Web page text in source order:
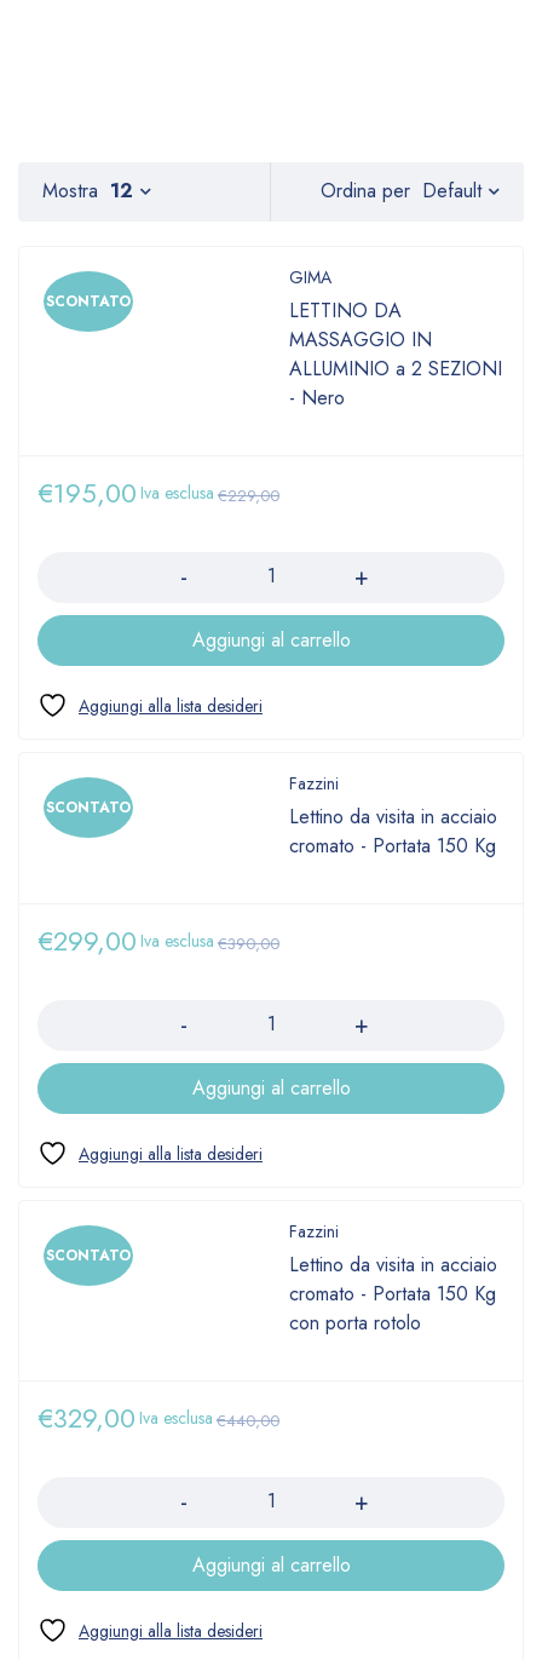
Ordina per Default
Mostra 12
SCONTATO
GIMA
LETTINO DA
MASSAGGIO IN
ALLUMINIO a 2 SEZIONI
- Nero
€229,00
€195,00 Iva esclusa
Aggiungi al carrello
SCONTATO
Fazzini
Lettino da visita in acciaio
cromato - Portata 150 Kg
€390,00
€299,00 Iva esclusa
Aggiungi al carrello
SCONTATO
Fazzini
Lettino da visita in acciaio
cromato - Portata 150 Kg
con porta rotolo
€440,00
€329,00 Iva esclusa
Aggiungi al carrello